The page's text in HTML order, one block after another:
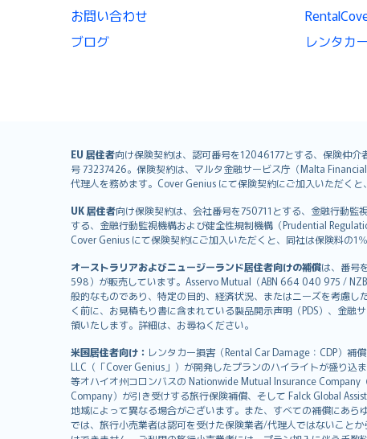
お問い合わせ
ブログ
レンタカ
EU 居住者向け保険契約は、認可番号を12046177とする、保険仲
号 73237426。保険契約は、マルタ金融サービス庁（Malta
代理人を務めます。Cover Genius にて保険契約にご加入いただく
UK 居住者向け保険契約は、会社番号を750711とする、金融行動
する、金融行動監視機構および健全性規制機構（Prudential
Cover Genius にて保険契約にご加入いただくと、同社は保険料の1
オーストラリアおよびニュージーランド居住者向けの補償は、番号
598）が販売しています。Asservo Mutual（ABN 664 040 975 /
般的なものであり、特定の目的、経済状況、またはニーズを考慮
く前に、お見積もり書に含まれている製品開示声明（PDS）、金
領いたします。詳細は、お尋ねください。
米国居住者向け： レンタカー損害（Rental Car Damage：CDP）補
LLC（「Cover Genius」）が開発したプランのハイライトが盛り込
等オハイオ州コロンバスの Nationwide Mutual Insurance
Company）が引き受けする旅行保険補償、そして Falck Global
地域によって異なる場合がございます。また、すべての補償にあら
では、旅行小売業者は認可を受けた保険業者/代理人ではないこと
English (UK)
English (US)
Deutsch
français
Nederlands
italiano
简体中文
繁體中文
Português
polski
עברית
Português
svenska
日本語